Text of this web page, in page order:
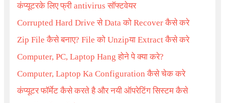
कंप्यूटरके लिए फ्री antivirus सॉफ्टवेयर
Corrupted Hard Drive से Data को Recover कैसे करे
Zip File कैसे बनाए? File को Unzipया Extract कैसे करे
Computer, PC, Laptop Hangहोने पे क्या करे?
Computer, Laptop Ka Configurationकैसे चेक करे
कंप्यूटर फॉर्मेट कैसे करते है और नयी ऑपरेटिंग सिस्टम कैसे